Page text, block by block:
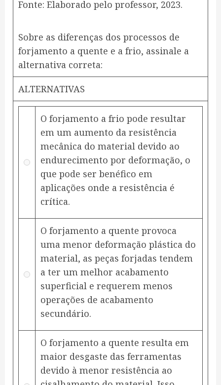
F​onte: Elaborado pelo professor, 2023.
Sobre as diferenças dos processos de
forjamento a quente e a frio, assinale a
alternativa correta:
ALTERNATIVAS
O forjamento a frio pode resultar
em um aumento da resistência
mecânica do material devido ao
endurecimento por deformação, o
que pode ser benéfico em
aplicações onde a resistência é
crítica.
O forjamento a quente provoca
uma menor deformação plástica do
material, as peças forjadas tendem
a ter um melhor acabamento
superficial e requerem menos
operações de acabamento
secundário.
O forjamento a quente resulta em
maior desgaste das ferramentas
devido à menor resistência ao